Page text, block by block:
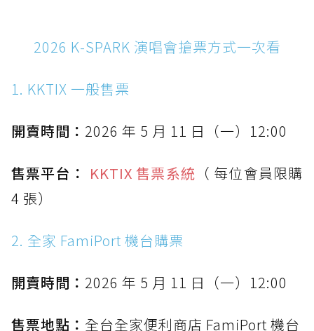
2026 K-SPARK 演唱會搶票方式一次看
1. KKTIX 一般售票
開賣時間： 2026 年 5 月 11 日（一）12:00
售票平台： KKTIX 售票系統 （ 每位會員限購
4 張）
2. 全家 FamiPort 機台購票
開賣時間： 2026 年 5 月 11 日（一）12:00
售票地點： 全台全家便利商店 FamiPort 機台